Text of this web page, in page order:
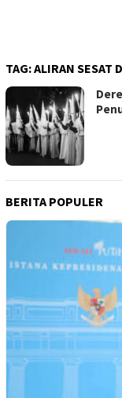
TAG:ALIRAN SESAT
BERITA POPULER